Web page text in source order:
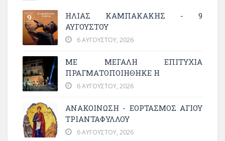
ΗΛΙΑΣ ΚΑΜΠΑΚΑΚΗΣ - 9
ΑΥΓΟΥΣΤΟΥ
6 ΑΥΓΟΎΣΤΟΥ, 2026
ΜΕ ΜΕΓΆΛΗ ΕΠΙΤΥΧΊΑ
ΠΡΑΓΜΑΤΟΠΟΙΉΘΗΚΕ Η
6 ΑΥΓΟΎΣΤΟΥ, 2026
ΑΝΑΚΟΙΝΩΣΗ - ΕΟΡΤΑΣΜΟΣ ΑΓΙΟΥ
ΤΡΙΑΝΤΑΦΥΛΛΟΥ
6 ΑΥΓΟΎΣΤΟΥ, 2026